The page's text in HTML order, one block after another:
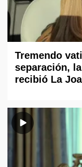
Tremendo
separación,
recibió La